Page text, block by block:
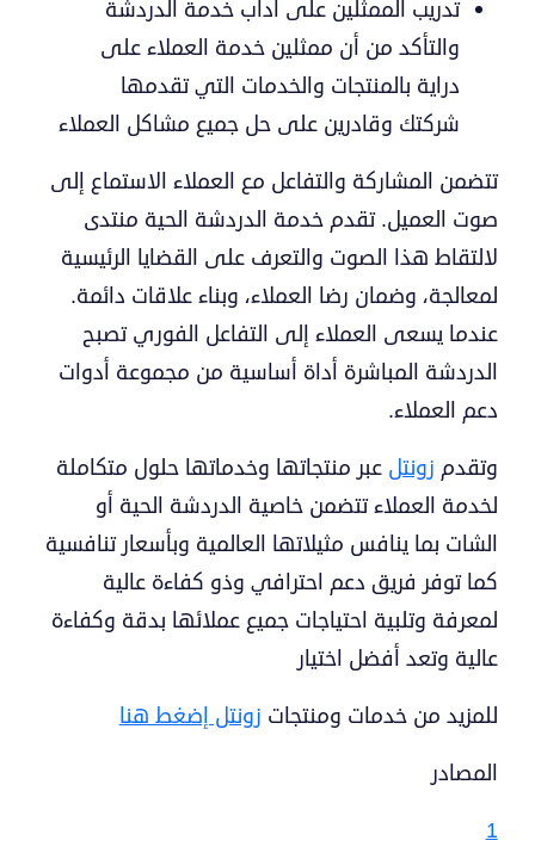
ماذا
تبحت
عن
؟
تدريب الممثلين على آداب خدمة الدردشة
والتأكد من أن ممثلين خدمة العملاء على
دراية بالمنتجات والخدمات التي تقدمها
شركتك وقادرين على حل جميع مشاكل العملاء
تتضمن المشاركة والتفاعل مع العملاء الاستماع إلى
صوت العميل. تقدم خدمة الدردشة الحية منتدى
لالتقاط هذا الصوت والتعرف على القضايا الرئيسية
لمعالجة، وضمان رضا العملاء، وبناء علاقات دائمة.
عندما يسعى العملاء إلى التفاعل الفوري تصبح
الدردشة المباشرة أداة أساسية من مجموعة أدوات
دعم العملاء.
وتقدم زونتلعبر منتجاتها وخدماتها حلول متكاملة
لخدمة العملاء تتضمن خاصية الدردشة الحية أو
الشات بما ينافس مثيلاتها العالمية وبأسعار تنافسية
كما توفر فريق دعم احترافي وذو كفاءة عالية
لمعرفة وتلبية احتياجات جميع عملائها بدقة وكفاءة
عالية وتعد أفضل اختيار
للمزيد من خدمات ومنتجات زونتل إضغط هنا
المصادر
1